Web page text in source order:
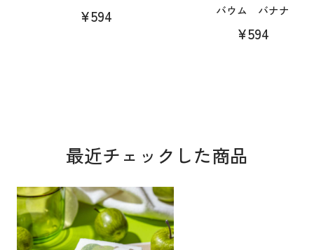
¥594
バウム バナナ
¥594
最近チェックした商品